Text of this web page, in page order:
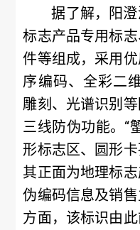
据了解，阳
标志产品专用标
件等组成，采用
序编码、全彩二
雕刻、光谱识别等
三线防伪功能。“
形标志区、圆形卡
其正面为地理标
伪编码信息及销
方面，该标识由